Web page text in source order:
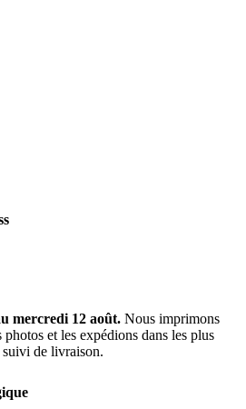
mercredi 12 août. Nous imprimons
et les expédions dans les plus
de livraison.